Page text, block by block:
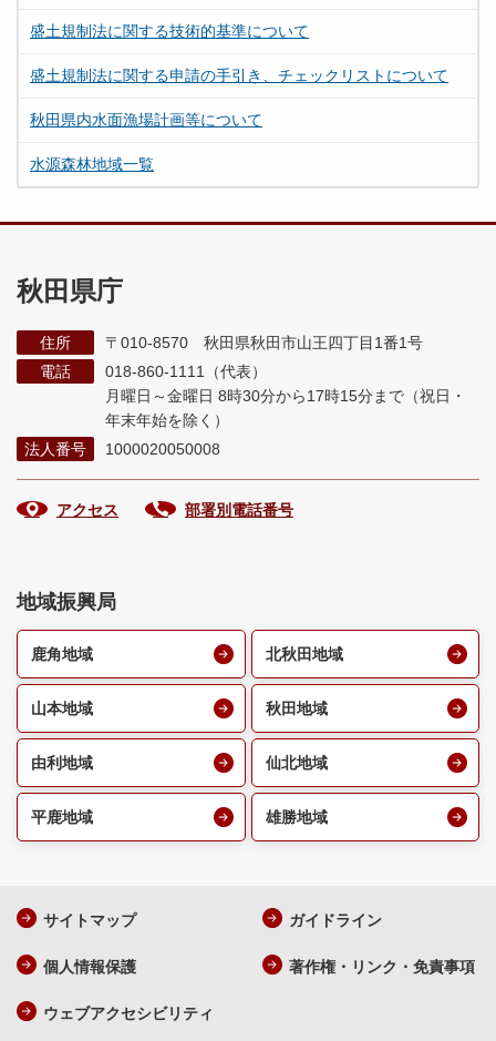
盛土規制法に関する技術的基準について
盛土規制法に関する申請の手引き、チェックリストについて
秋田県内水面漁場計画等について
水源森林地域一覧
秋田県庁
住所
〒010-8570 秋田県秋田市山王四丁目1番1号
電話
018-860-1111（代表）
月曜日～金曜日 8時30分から17時15分まで （祝日・
年末年始を除く）
法人番号
1000020050008
アクセス 部署別電話番号
地域振興局
鹿角地域 北秋田地域
山本地域 秋田地域
由利地域 仙北地域
平鹿地域 雄勝地域
サイトマップ ガイドライン
個人情報保護 著作権・リンク・免責事項
ウェブアクセシビリティ